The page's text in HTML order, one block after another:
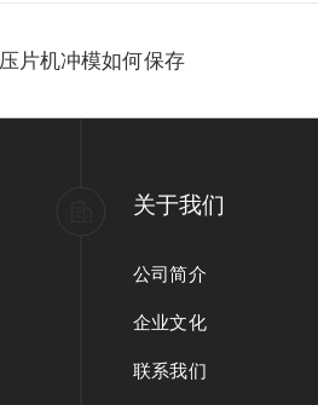
片机冲模如何保存
关于我们
公司简介
企业文化
联系我们